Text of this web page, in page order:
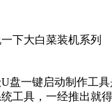
下大白菜装机系列
盘一键启动制作工
统工具，一经推出就